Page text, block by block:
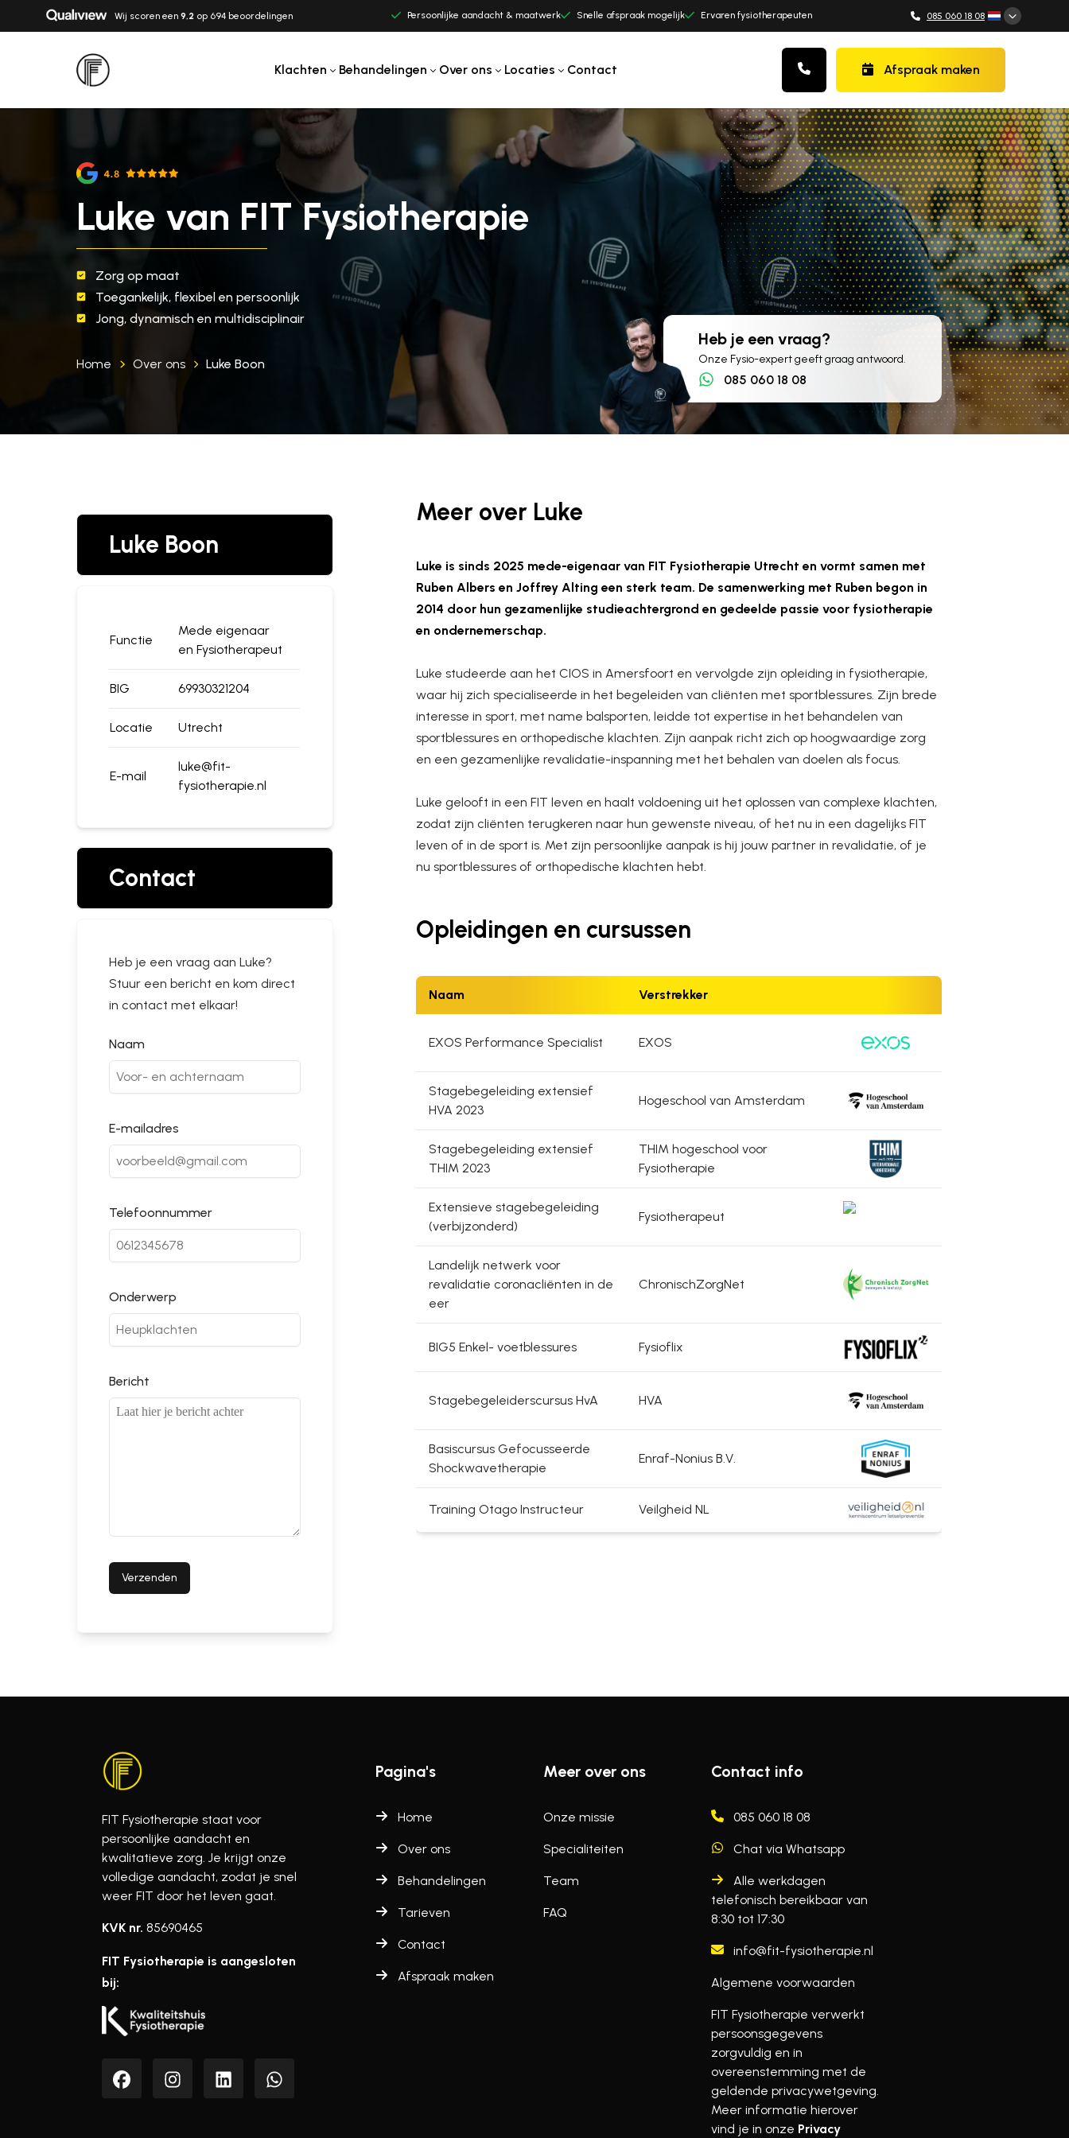
Wij scoren een 9,2 op 694 beoordelingen Persoonlijke aandacht & maatwerk Snelle afspraak mogelijk Ervaren fysiotherapeuten 085 060 18 08
Klachten Behandelingen Over ons Locaties Contact Afspraak maken
Luke van FIT Fysiotherapie
Zorg op maat
Toegankelijk, flexibel en persoonlijk
Jong, dynamisch en multidisciplinair
Home Over ons Luke Boon
Heb je een vraag?
Onze Fysio-expert geeft graag antwoord.
085 060 18 08
Luke Boon
Functie
Mede eigenaar
en Fysiotherapeut
BIG 69930321204
Locatie Utrecht
E-mail
luke@fit-
fysiotherapie.nl
Contact
Heb je een vraag aan Luke?
Stuur een bericht en kom direct
in contact met elkaar!
Naam
E-mailadres
Telefoonnummer
Onderwerp
Bericht
Verzenden
Meer over Luke
Luke is sinds 2025 mede-eigenaar van FIT Fysiotherapie Utrecht en vormt samen met
Ruben Albers en Joffrey Alting een sterk team. De samenwerking met Ruben begon in
2014 door hun gezamenlijke studieachtergrond en gedeelde passie voor fysiotherapie
en ondernemerschap.
Luke studeerde aan het CIOS in Amersfoort en vervolgde zijn opleiding in fysiotherapie,
waar hij zich specialiseerde in het begeleiden van cliënten met sportblessures. Zijn brede
interesse in sport, met name balsporten, leidde tot expertise in het behandelen van
sportblessures en orthopedische klachten. Zijn aanpak richt zich op hoogwaardige zorg
en een gezamenlijke revalidatie-inspanning met het behalen van doelen als focus.
Luke gelooft in een FIT leven en haalt voldoening uit het oplossen van complexe klachten,
zodat zijn cliënten terugkeren naar hun gewenste niveau, of het nu in een dagelijks FIT
leven of in de sport is. Met zijn persoonlijke aanpak is hij jouw partner in revalidatie, of je
nu sportblessures of orthopedische klachten hebt.
Opleidingen en cursussen
Naam Verstrekker
EXOS Performance Specialist EXOS
Stagebegeleiding extensief
HVA 2023
Hogeschool van Amsterdam
Stagebegeleiding extensief
THIM 2023
THIM hogeschool voor
Fysiotherapie
Extensieve stagebegeleiding
(verbijzonderd)
Fysiotherapeut
Landelijk netwerk voor
revalidatie coronacliënten in de
eer
ChronischZorgNet
BIG5 Enkel- voetblessures Fysioflix
Stagebegeleiderscursus HvA HVA
Basiscursus Gefocusseerde
Shockwavetherapie
Enraf-Nonius B.V.
Training Otago Instructeur Veilgheid NL
FIT Fysiotherapie staat voor
persoonlijke aandacht en
kwalitatieve zorg. Je krijgt onze
volledige aandacht, zodat je snel
weer FIT door het leven gaat.
KVK nr. 85690465
FIT Fysiotherapie is aangesloten
bij:
Pagina's
Home
Over ons
Behandelingen
Tarieven
Contact
Afspraak maken
Meer over ons
Onze missie
Specialiteiten
Team
FAQ
Contact info
085 060 18 08
Chat via Whatsapp
Alle werkdagen
telefonisch bereikbaar van
8:30 tot 17:30
info@fit-fysiotherapie.nl
Algemene voorwaarden
FIT Fysiotherapie verwerkt
persoonsgegevens
zorgvuldig en in
overeenstemming met de
geldende privacywetgeving.
Meer informatie hierover
vind je in onze Privacy